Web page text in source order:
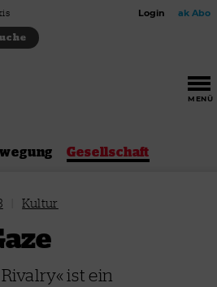
Login ak Abo
MENÜ
Gesellschaft
Kultur
ist ein